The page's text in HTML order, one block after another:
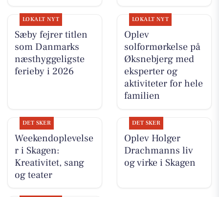
LOKALT NYT
Sæby fejrer titlen
som Danmarks
næsthyggeligste
ferieby i 2026
LOKALT NYT
Oplev
solformørkelse på
Øksnebjerg med
eksperter og
aktiviteter for hele
familien
DET SKER
Weekendoplevelse
r i Skagen:
Kreativitet, sang
og teater
DET SKER
Oplev Holger
Drachmanns liv
og virke i Skagen